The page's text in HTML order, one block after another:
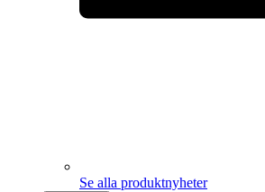
Se alla produktnyheter